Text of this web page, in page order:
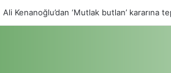
Ali Kenanoğlu’dan ‘Mutlak butlan’